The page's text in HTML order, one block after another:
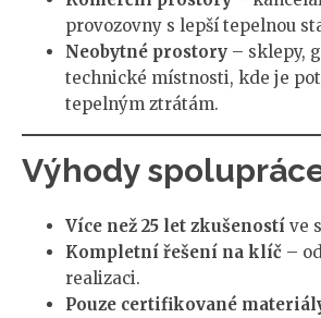
provozovny s lepší tepelnou
Neobytné prostory – sklepy,
technické místnosti, kde je
tepelným ztrátám.
Výhody
Více než 25 let zkušeností ve
Kompletní řešení na klíč –
realizaci.
Pouze certifikované